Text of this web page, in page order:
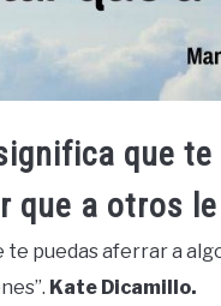
que
que a otros
te puedas aferrar a
Kate Dicamillo.